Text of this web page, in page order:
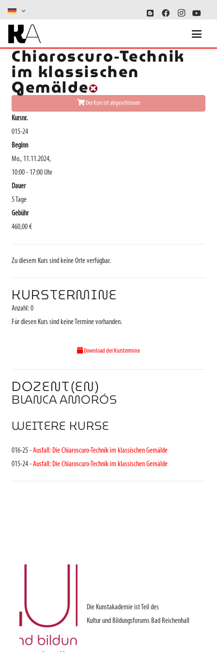
Ausfall: Die
Chiaroscuro-Technik
im klassischen
Gemälde
Der Kurs ist abgeschlossen
Kursnr.
015-24
Beginn
Mo., 11.11.2024,
10:00 - 17:00 Uhr
Dauer
5 Tage
Gebühr
460,00 €
Zu diesem Kurs sind keine Orte verfügbar.
KURSTERMINE
Anzahl: 0
Für diesen Kurs sind keine Termine vorhanden.
Download der Kurstermine
DOZENT(EN)
BLANCA AMORÓS
WEITERE KURSE
016-25 -Ausfall: Die Chiaroscuro-Technik im klassischen Gemälde
015-24 -Ausfall: Die Chiaroscuro-Technik im klassischen Gemälde
Die Kunstakademie ist Teil des
Kultur und Bildungsforums Bad Reichenhall